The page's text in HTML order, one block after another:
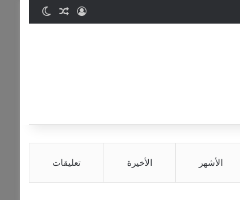
تسجيل الدخول
مقال عشوائي
الأشهر الأخيرة تعليقات